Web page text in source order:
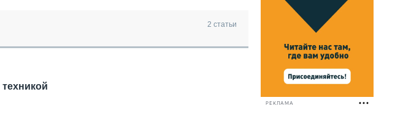
ПАССАЖИРСКИЙ ТРАНСПОРТ
2 статьи
РЕКЛАМА